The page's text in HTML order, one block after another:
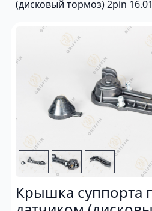
(дисковый тормоз) 2pin
Крышка суппорта